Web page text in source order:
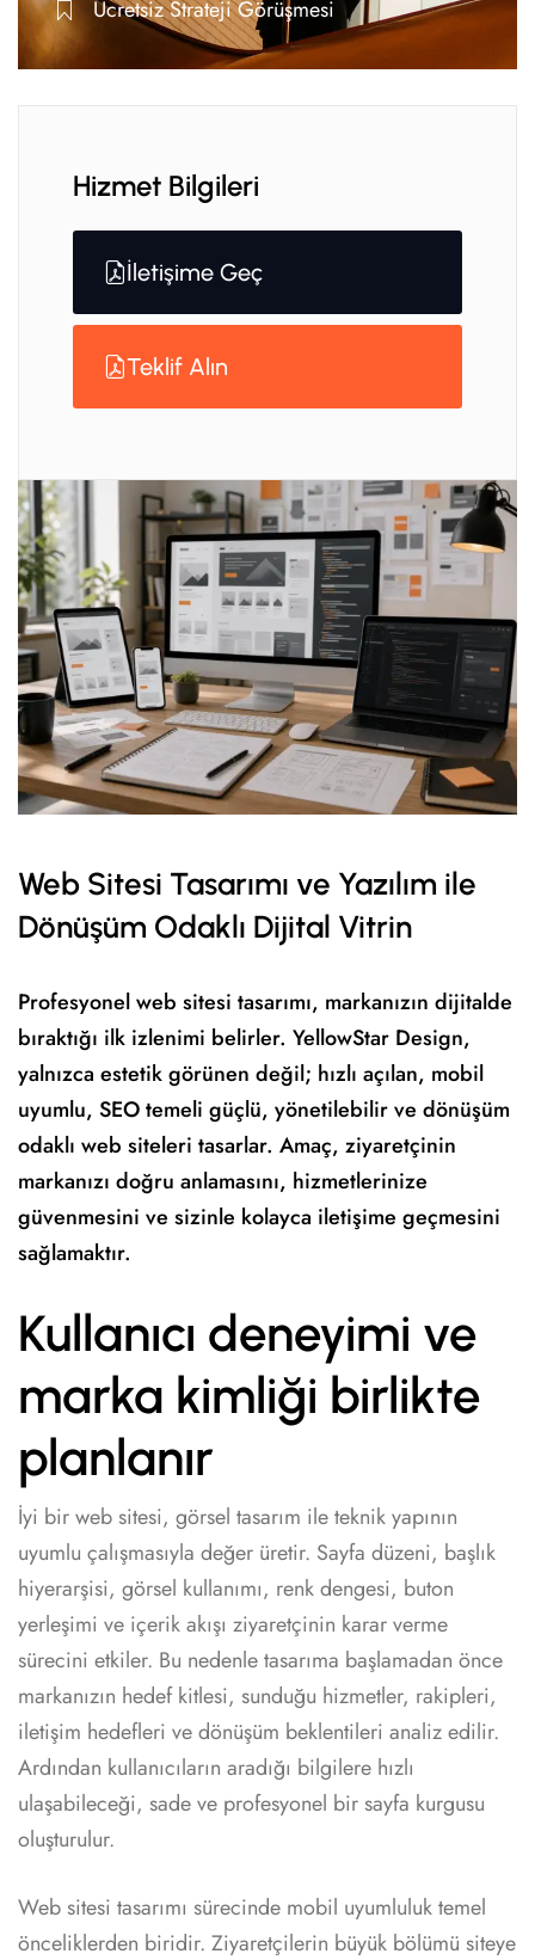
Ücretsiz Strateji Görüşmesi
Hizmet Bilgileri
İletişime Geç
Teklif Alın
Web Sitesi Tasarımı ve Yazılım ile
Dönüşüm Odaklı Dijital Vitrin
Profesyonel web sitesi tasarımı, markanızın dijitalde
bıraktığı ilk izlenimi belirler. YellowStar Design,
yalnızca estetik görünen değil; hızlı açılan, mobil
uyumlu, SEO temeli güçlü, yönetilebilir ve dönüşüm
odaklı web siteleri tasarlar. Amaç, ziyaretçinin
markanızı doğru anlamasını, hizmetlerinize
güvenmesini ve sizinle kolayca iletişime geçmesini
sağlamaktır.
Kullanıcı deneyimi ve
marka kimliği birlikte
planlanır
İyi bir web sitesi, görsel tasarım ile teknik yapının
uyumlu çalışmasıyla değer üretir. Sayfa düzeni, başlık
hiyerarşisi, görsel kullanımı, renk dengesi, buton
yerleşimi ve içerik akışı ziyaretçinin karar verme
sürecini etkiler. Bu nedenle tasarıma başlamadan önce
markanızın hedef kitlesi, sunduğu hizmetler, rakipleri,
iletişim hedefleri ve dönüşüm beklentileri analiz edilir.
Ardından kullanıcıların aradığı bilgilere hızlı
ulaşabileceği, sade ve profesyonel bir sayfa kurgusu
oluşturulur.
Web sitesi tasarımı sürecinde mobil uyumluluk temel
önceliklerden biridir. Ziyaretçilerin büyük bölümü siteye